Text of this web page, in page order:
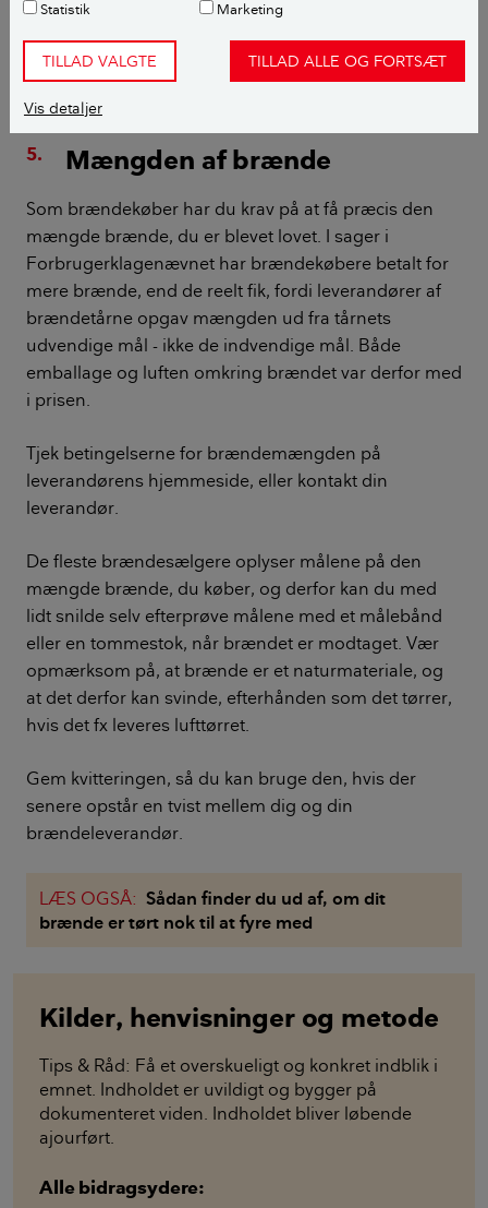
Statistik Marketing
TILLAD VALGTE TILLAD ALLE OG FORTSÆT
Vis detaljer
Mængden af brænde
Som brændekøber har du krav på at få præcis den
mængde brænde, du er blevet lovet. I sager i
Forbrugerklagenævnet har brændekøbere betalt for
mere brænde, end de reelt fik, fordi leverandører af
brændetårne opgav mængden ud fra tårnets
udvendige mål - ikke de indvendige mål. Både
emballage og luften omkring brændet var derfor med
i prisen.
Tjek betingelserne for brændemængden på
leverandørens hjemmeside, eller kontakt din
leverandør.
De fleste brændesælgere oplyser målene på den
mængde brænde, du køber, og derfor kan du med
lidt snilde selv efterprøve målene med et målebånd
eller en tommestok, når brændet er modtaget. Vær
opmærksom på, at brænde er et naturmateriale, og
at det derfor kan svinde, efterhånden som det tørrer,
hvis det fx leveres lufttørret.
Gem kvitteringen, så du kan bruge den, hvis der
senere opstår en tvist mellem dig og din
brændeleverandør.
LÆS OGSÅ: Sådan finder du ud af, om dit
brænde er tørt nok til at fyre med
Kilder, henvisninger og metode
Tips & Råd: Få et overskueligt og konkret indblik i
emnet. Indholdet er uvildigt og bygger på
dokumenteret viden. Indholdet bliver løbende
ajourført.
Alle bidragsydere: